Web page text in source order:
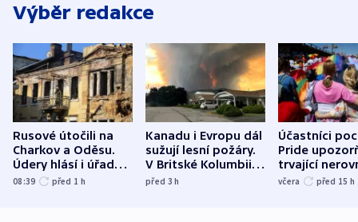
Výběr redakce
Rusové útočili na
Charkov a Oděsu.
Údery hlásí i úřady v
Bělgorodu
08:39 před 1 h
Kanadu i Evropu dál
sužují lesní požáry.
V Britské Kolumbii
evakuovali tisíce lidí
před 3h
Účastníci
Pride
trvající
včera před 15 h